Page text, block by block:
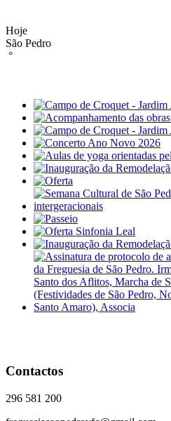
Hoje
São Pedro
°
Contactos
296 581 200